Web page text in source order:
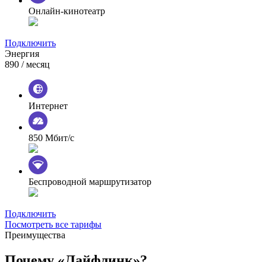
Онлайн-кинотеатр
Подключить
Энергия
890 / месяц
Интернет
850 Мбит/с
Беспроводной маршрутизатор
Подключить
Посмотреть все тарифы
Преимущества